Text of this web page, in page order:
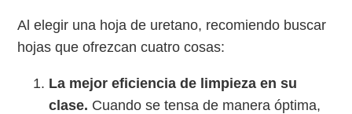
Al elegir una hoja de uretano, recomiendo buscar
hojas que ofrezcan cuatro cosas:
La mejor eficiencia de limpieza en su
clase. Cuando se tensa de manera óptima,